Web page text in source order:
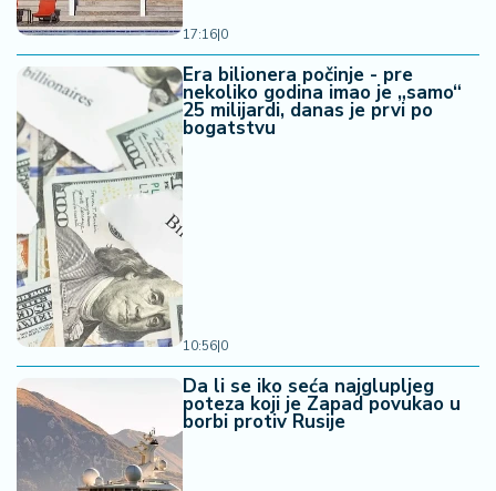
17:16|0
Era bilionera počinje - pre
nekoliko godina imao je „samo“
25 milijardi, danas je prvi po
bogatstvu
10:56|0
Da li se iko seća najglupljeg
poteza koji je Zapad povukao u
borbi protiv Rusije